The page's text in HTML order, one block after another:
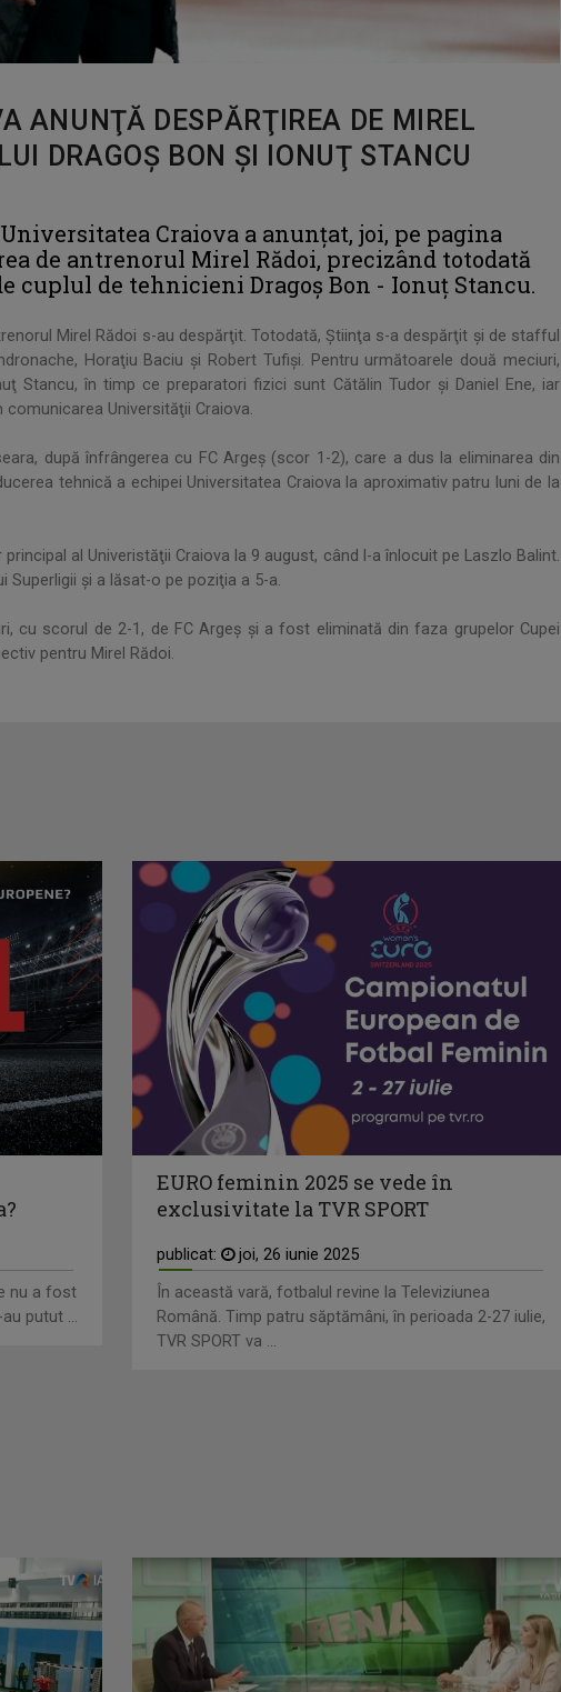
ANUNŢĂ DESPĂRŢIREA DE MIREL
DRAGOŞ BON ŞI IONUŢ STANCU
Craiova a anunţat, joi, pe pagina
de antrenorul Mirel Rădoi, precizând totodată
cuplul de tehnicieni Dragoş Bon - Ionuţ Stancu.
Mirel Rădoi s-au despărţit. Totodată, Ştiinţa s-a despărţit şi de stafful
Horaţiu Baciu şi Robert Tufişi. Pentru următoarele două meciuri,
Stancu, în timp ce preparatori fizici sunt Cătălin Tudor şi Daniel Ene, iar
Universităţii Craiova.
după înfrângerea cu FC Argeş (scor 1-2), care a dus la eliminarea din
tehnică a echipei Universitatea Craiova la aproximativ patru luni de la
al Univeristăţii Craiova la 9 august, când l-a înlocuit pe Laszlo Balint.
Superligii şi a lăsat-o pe poziţia a 5-a.
cu scorul de 2-1, de FC Argeş şi a fost eliminată din faza grupelor Cupei
pentru Mirel Rădoi.
nu a fost
putut ...
EURO feminin 2025 se vede în
exclusivitate la TVR SPORT
publicat:
joi, 26 iunie 2025
În această vară, fotbalul revine la Televiziunea
Română. Timp patru săptămâni, în perioada 2-27 iulie,
TVR SPORT va ...